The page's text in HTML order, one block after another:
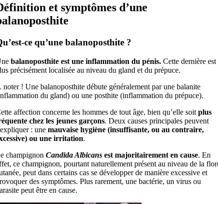
et symptômes d’une
ce qu’une balanoposthite ?
balanoposthite est une inflammation du pénis. Cette dernière est
précisément localisée au niveau du gland et du prépuce.
noter ! Une balanoposthite débute généralement par une balanite
du gland) ou une posthite (inflammation du prépuce).
affection concerne les hommes de tout âge, bien qu’elle soit plus
chez les jeunes garçons. Deux causes principales peuvent
: une mauvaise hygiène (insuffisante, ou au contraire,
ou une irritation.
champignon Candida Albicansest majoritairement en cause. En
ce champignon, pourtant naturellement présent au niveau de la
peut dans certains cas se développer de manière excessive et
des symptômes. Plus rarement, une bactérie, un virus ou
peut être en cause.